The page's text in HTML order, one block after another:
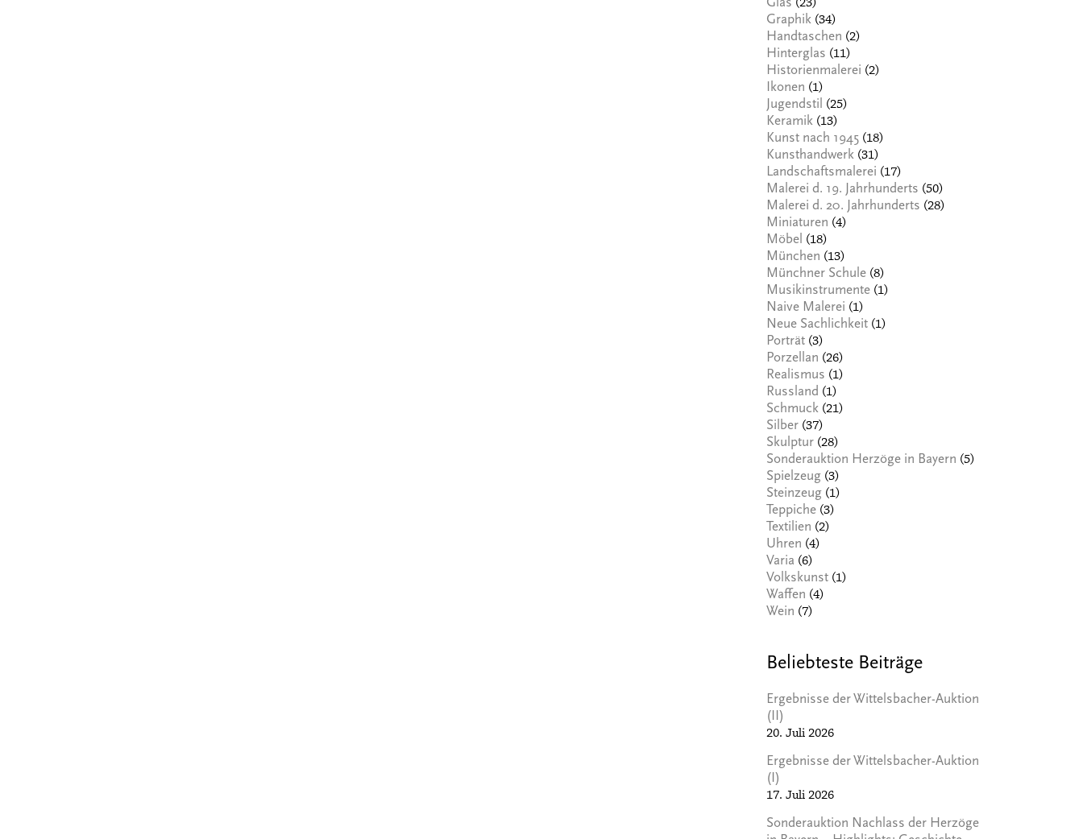
Glas
Graphik (34)
Handtaschen (2)
Hinterglas (11)
Historienmalerei (2)
Ikonen (1)
Jugendstil (25)
Keramik (13)
Kunst nach 1945 (18)
Kunsthandwerk (31)
Landschaftsmalerei (17)
Malerei d. 19. Jahrhunderts (50)
Malerei d. 20. Jahrhunderts (28)
Miniaturen (4)
Möbel (18)
München (13)
Münchner Schule (8)
Musikinstrumente (1)
Naive Malerei (1)
Neue Sachlichkeit (1)
Porträt (3)
Porzellan (26)
Realismus (1)
Russland (1)
Schmuck (21)
Silber (37)
Skulptur (28)
Sonderauktion Herzöge in Bayern (5)
Spielzeug (3)
Steinzeug (1)
Teppiche (3)
Textilien (2)
Uhren (4)
Varia (6)
Volkskunst (1)
Waffen (4)
Wein (7)
Beliebteste Beiträge
Ergebnisse der Wittelsbacher-Auktion
(II)
20. Juli 2026
Ergebnisse der Wittelsbacher-Auktion
(I)
17. Juli 2026
Sonderauktion Nachlass der Herzöge